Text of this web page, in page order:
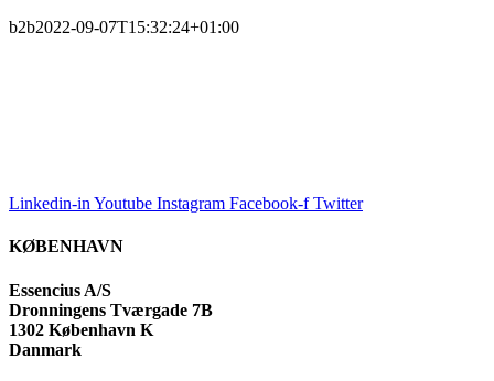
b2b2022-09-07T15:32:24+01:00
Linkedin-in Youtube Instagram Facebook-f Twitter
KØBENHAVN
Essencius A/S
Dronningens Tværgade 7B
1302 København K
Danmark